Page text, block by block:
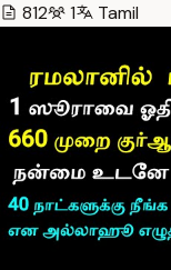
812
1 Tamil